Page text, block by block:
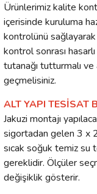
Ürünlerimiz kalite
içerisinde kuruluma
kontrolünü sağlayarak
kontrol sonrası
tutanağı tutturmalı ve
geçmelisiniz.
ALT YAPI TESİSAT
Jakuzi montajı
sigortadan gelen 3 x
sıcak soğuk temiz su
gereklidir. Ölçüler
değişiklik gösterir.